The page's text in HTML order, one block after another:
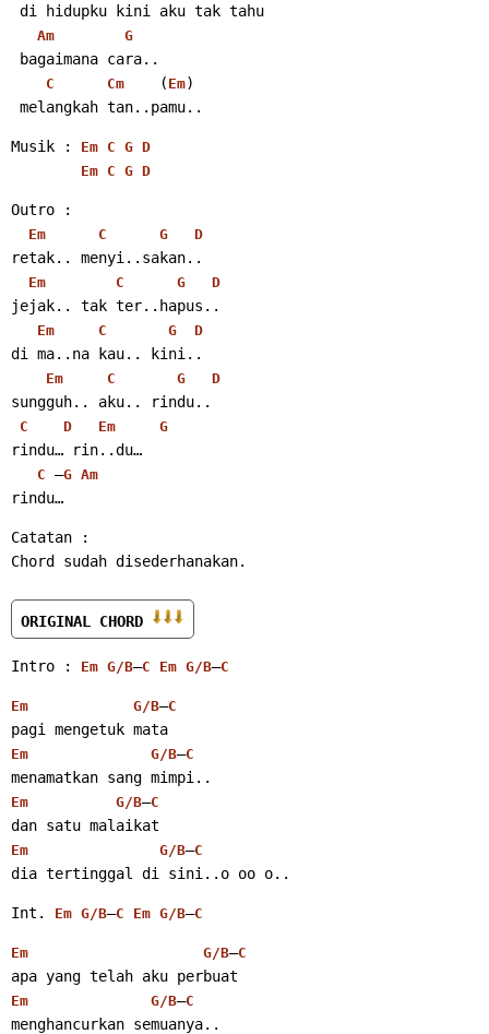
di hidupku kini aku tak tahu
Am G
bagaimana cara..
C Cm
    (
Em)
melangkah tan..pamu..
Musik : Em C G D
Em C G D
Outro :
Em C G D
retak.. menyi..sakan..
Em C G D
jejak.. tak ter..hapus..
Em C G D
di ma..na kau.. kini..
Em C G D
sungguh.. aku.. rindu..
C D Em G
rindu… rin..du…
C –G Am
rindu…
Catatan :
Chord sudah disederhanakan.
ORIGINAL CHORD
Intro : Em G/B–C Em G/B–C
Em G/B–C
pagi mengetuk mata
Em G/B–C
menamatkan sang mimpi..
Em G/B–C
dan satu malaikat
Em G/B–C
dia tertinggal di sini..o oo o..
Int. Em G/B–C Em G/B–C
Em G/B–C
apa yang telah aku perbuat
Em G/B–C
menghancurkan semuanya..